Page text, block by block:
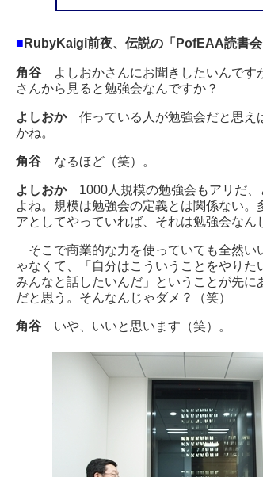
■ RubyKaigi前夜、伝説の「PofEAA読書会
角谷 よしおかさんにお聞きしたいんです
さんから見ると勉強会なんですか？
よしおか作っている人が勉強会だと思え
かね。
角谷 なるほど（笑）。
よしおか1000人規模の勉強会もアリだ、
よね。規模は勉強会の定義とは関係ない。
アとしてやっていれば、それは勉強会なん
そこで商業的な力を使っていても全然い
ゃなくて、「自分はこういうことをやりた
みんなと話したいんだ」ということが先に
だと思う。そんなんじゃダメ？（笑）
角谷 いや、いいと思います（笑）。